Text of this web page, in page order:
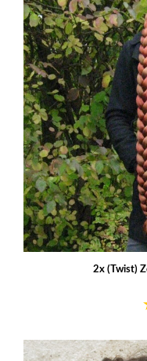
2x (Twist)